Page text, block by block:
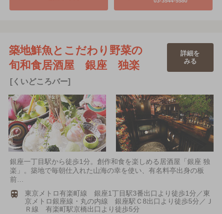
築地鮮魚とこだわり野菜の
旬和食居酒屋 銀座 独楽
[くいどころバー]
詳細を
みる
銀座一丁目駅から徒歩1分。創作和食を楽しめる居酒屋「銀座 独
楽」。築地で毎朝仕入れた山海の幸を使い、有名料亭出身の板
前…
東京メトロ有楽町線 銀座1丁目駅3番出口より徒歩1分／東
京メトロ銀座線・丸の内線 銀座駅Ｃ8出口より徒歩5分／Ｊ
Ｒ線 有楽町駅京橋出口より徒歩5分